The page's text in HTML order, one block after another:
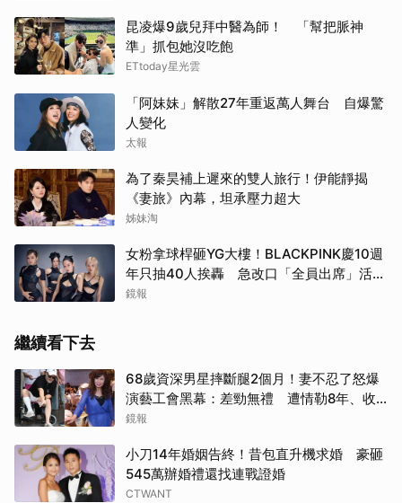
昆凌爆9歲兒拜中醫為師！ 「幫把脈神
準」抓包她沒吃飽
ETtoday星光雲
「阿妹妹」解散27年重返萬人舞台 自爆驚
人變化
太報
為了秦昊補上遲來的雙人旅行！伊能靜揭
《妻旅》內幕，坦承壓力超大
姊妹淘
女粉拿球桿砸YG大樓！BLACKPINK慶10週
年只抽40人挨轟 急改口「全員出席」活動
場地曝光了
鏡報
繼續看下去
68歲資深男星摔斷腿2個月！妻不忍了怒爆
演藝工會黑幕：差勁無禮 遭情勒8年、收
二手探病禮
鏡報
小刀14年婚姻告終！昔包直升機求婚 豪砸
545萬辦婚禮還找連戰證婚
CTWANT